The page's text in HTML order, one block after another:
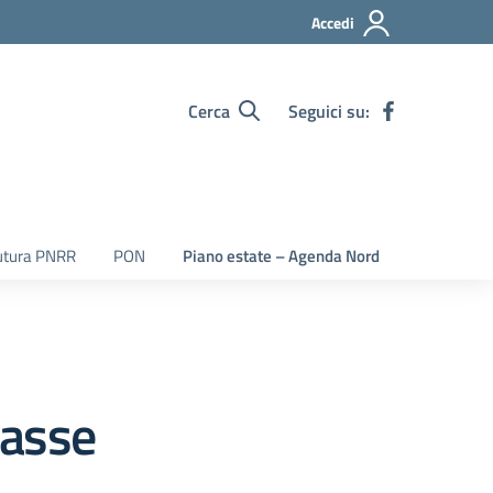
Accedi
Cerca Seguici su:
PNRR PON Piano estate – Agenda Nord